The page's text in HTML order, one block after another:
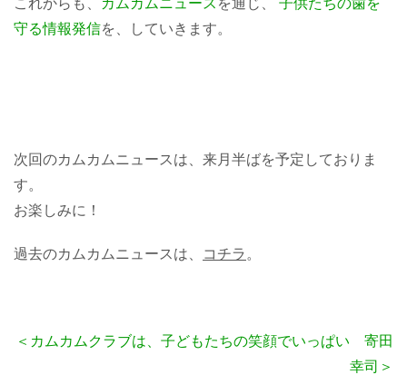
これからも、 カムカムニュース を通じ、 子供たちの歯を
守る情報発信を、していきます。
次回のカムカムニュースは、来月半ばを予定しておりま
す。
お楽しみに！
過去のカムカムニュースは、 コチラ 。
＜カムカムクラブは、子どもたちの笑顔でいっぱい 寄田
幸司＞